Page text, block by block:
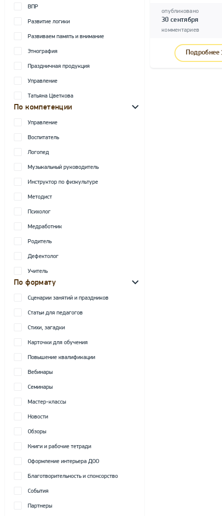
ВПР
Развитие логики
Развиваем память и внимание
Этнография
Праздничная продукция
Управление
Татьяна Цветкова
По компетенции
Управление
Воспитатель
Логопед
Музыкальный руководитель
Инструктор по физкультуре
Методист
Психолог
Медработник
Родитель
Дефектолог
Учитель
По формату
Сценарии занятий и праздников
Статьи для педагогов
Стихи, загадки
Карточки для обучения
Повышение квалификации
Вебинары
Семинары
Мастер-классы
Новости
Обзоры
Книги и рабочие тетради
Оформление интерьера ДОО
Благотворительность и спонсорство
События
Партнеры
опубликовано
30 сентября
комментариев
Подробнее